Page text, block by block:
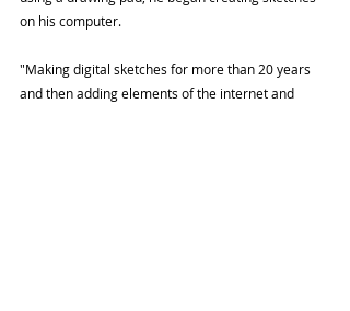
on his computer.
"Making digital sketches for more than 20 years
and then adding elements of the internet and